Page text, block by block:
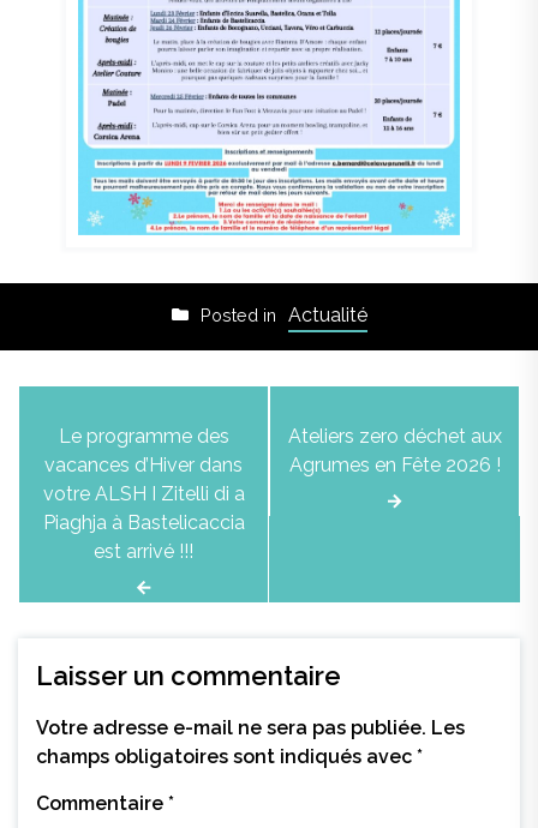
Posted in Actualité
l’article
Le programme des
vacances d’Hiver dans
votre ALSH I Zitelli di a
Piaghja à Bastelicaccia
est arrivé !!!
Ateliers zero déchet aux
Agrumes en Fête 2026 !
Laisser un commentaire
Votre adresse e-mail ne sera pas publiée. Les
champs obligatoires sont indiqués avec *
Commentaire *